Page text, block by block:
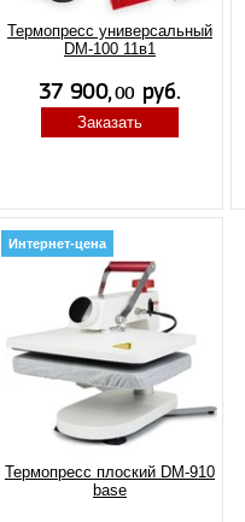
Термопресс универсальный
DM-100 11в1
Заказать
Интернет-цена
Термопресс плоский DM-910
base